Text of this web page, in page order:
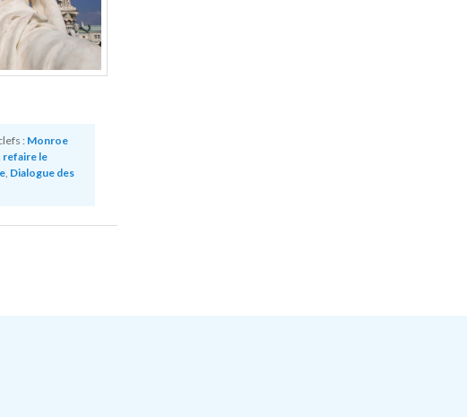
: Monroe
refaire le
, Dialogue des